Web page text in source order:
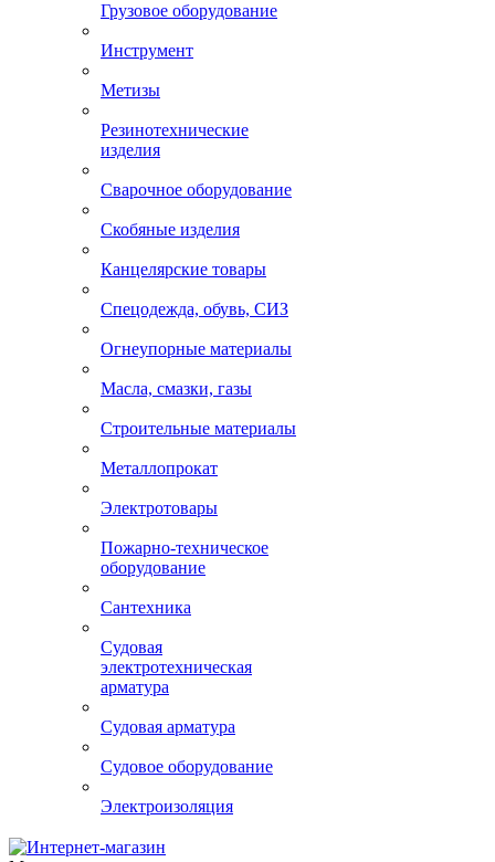
Грузовое оборудование
Инструмент
Метизы
Резинотехнические
изделия
Сварочное оборудование
Скобяные изделия
Канцелярские товары
Спецодежда, обувь, СИЗ
Огнеупорные материалы
Масла, смазки, газы
Строительные материалы
Металлопрокат
Электротовары
Пожарно-техническое
оборудование
Сантехника
Судовая
электротехническая
арматура
Судовая арматура
Судовое оборудование
Электроизоляция